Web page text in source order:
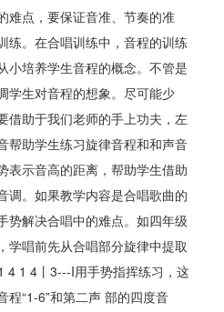
难点，要保证音准、节奏的准
练。在合唱训练中，音程的训练
小培养学生音程的概念。不管是
学生对音程的想象。尽可能少
借助于我们老师的手上功夫，左
帮助学生练习旋律音程和和声音
表示音高的距离，帮助学生借助
调。如果教学内容是合唱歌曲的
势解决合唱中的难点。如四年级
学唱前先从合唱部分旋律中提取
4 1 4丨3---I用手势指挥练习，这
程“1-6”和第二声 部的四度音